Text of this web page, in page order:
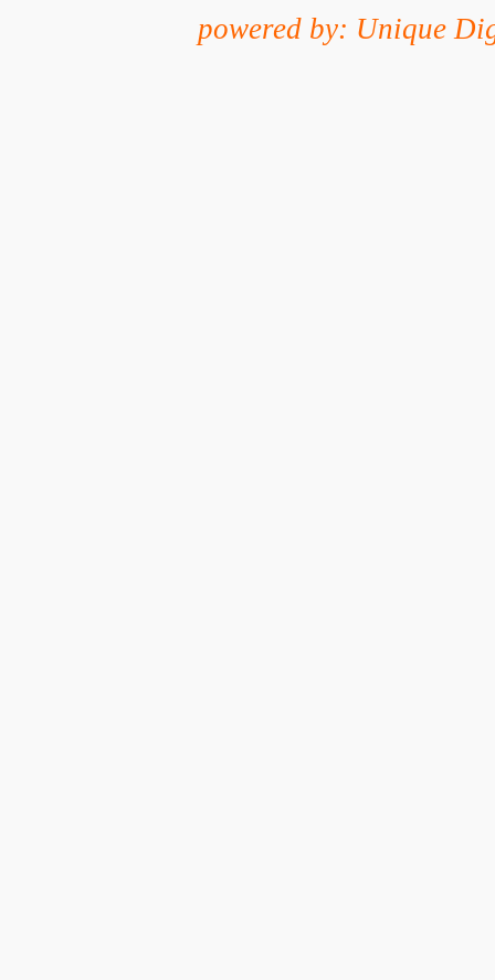
powered by: Unique